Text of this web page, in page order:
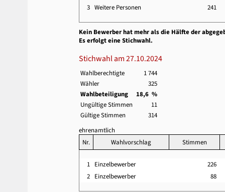
3 Weitere Personen 241
Kein Bewerber hat mehr als die Hälfte der
Es erfolgt eine Stichwahl.
Stichwahl am 27.10.2024
Wahlberechtigte
1 744
Wähler
325
Wahlbeteiligung
18,6 %
Ungültige Stimmen
11
Gültige Stimmen
314
ehrenamtlich
Nr.
Wahlvorschlag Stimmen
1 Einzelbewerber
226
2 Einzelbewerber 88